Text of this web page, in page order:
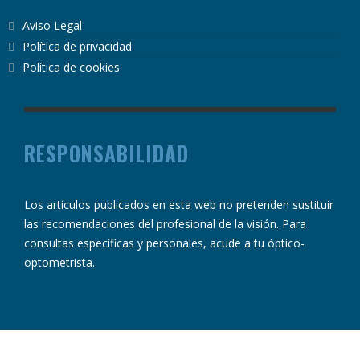
Aviso Legal
Política de privacidad
Política de cookies
RESPONSABILIDAD
Los artículos publicados en esta web no pretenden sustituir
las recomendaciones del profesional de la visión. Para
consultas específicas y personales, acude a tu óptico-
optometrista.